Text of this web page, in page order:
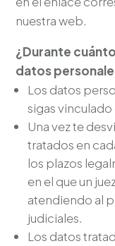
nuestra web.
¿Durante
datos
Los datos
sigas
Una vez te
tratados en
los plazos
en el que un
atendiendo al
judiciales.
Los datos